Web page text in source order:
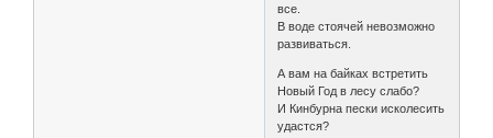
все.
В воде стоячей невозможно
развиваться.
А вам на байках встретить
Новый Год в лесу слабо?
И Кинбурна пески исколесить
удастся?